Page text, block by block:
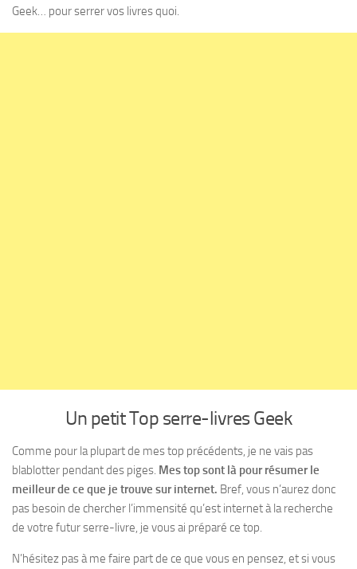
Geek… pour serrer vos livres quoi.
Un petit Top serre-livres Geek
Comme pour la plupart de mes top précédents, je ne vais pas
blablotter pendant des piges. Mes top sont là pour résumer le
meilleur de ce que je trouve sur internet. Bref, vous n’aurez donc
pas besoin de chercher l’immensité qu’est internet à la recherche
de votre futur serre-livre, je vous ai préparé ce top.
N’hésitez pas à me faire part de ce que vous en pensez, et si vous